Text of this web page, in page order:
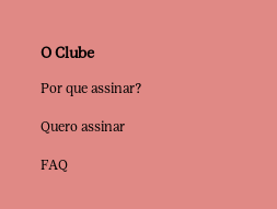
O Clube
Por que assinar?
Quero assinar
FAQ